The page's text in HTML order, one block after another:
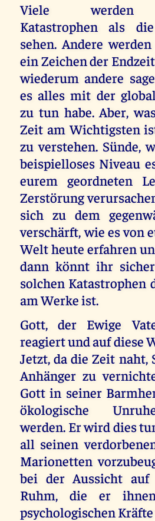
Viele werden
Katastrophen als
sehen. Andere
ein Zeichen der
wiederum andere
es alles mit der
zu tun habe. Aber,
Zeit am Wichtigsten
zu verstehen. Sünde,
beispielloses Niveau
eurem geordneten
Zerstörung
sich zu dem
verschärft, wie es von
Welt heute erfahren
dann könnt ihr
solchen Katastrophen
am Werke ist.
Gott, der Ewige
reagiert und auf diese
Jetzt, da die Zeit naht,
Anhänger zu
Gott in seiner
ökologische
werden. Er wird dies
all seinen
Marionetten
bei der Aussicht auf
Ruhm, die er
psychologischen